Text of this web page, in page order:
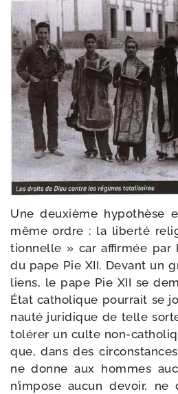
Une deuxième hypo­thèse
même ordre : la liber­té
tion­nelle » car affir­mée par
du pape Pie XII. Devant un
liens, le pape Pie XII se
État catho­lique pour­rait se
nau­té juri­dique de telle
tolé­rer un culte non-​
que, dans des
ne donne aux hommes
n’impose aucun devoir,